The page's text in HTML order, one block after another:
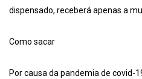
dispensado, receberá apenas a
Como sacar
Por causa da pandemia de covid-